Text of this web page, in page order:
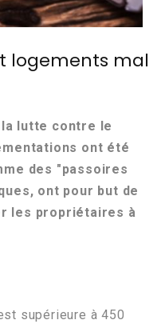
logements mal
la lutte contre le
ont été
des "passoires
ont pour but de
les propriétaires à
supérieure à 450